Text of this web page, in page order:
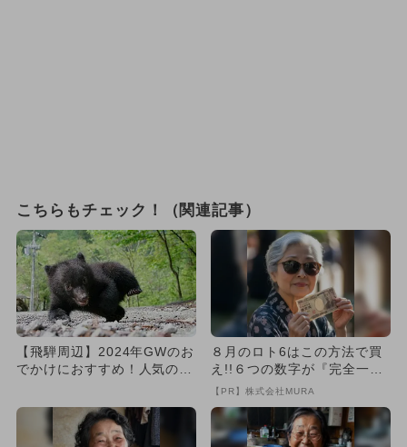
こちらもチェック！（関連記事）
【飛騨周辺】2024年GWのお
でかけにおすすめ！人気のス
８月のロト6はこの方法で買
え!!６つの数字が『完全一
致』する方法
【PR】株式会社MURA